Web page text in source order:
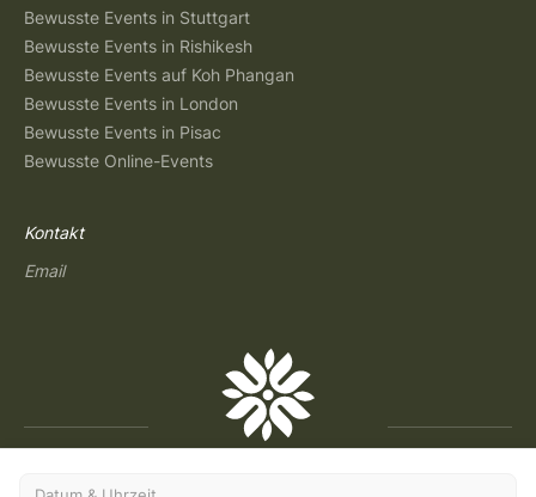
Bewusste Events in Stuttgart
Bewusste Events in Rishikesh
Bewusste Events auf Koh Phangan
Bewusste Events in London
Bewusste Events in Pisac
Bewusste Online-Events
Kontakt
Email